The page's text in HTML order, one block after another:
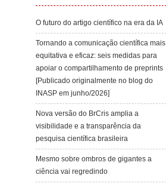
O futuro do artigo científico na era da IA
Tornando a comunicação científica mais
equitativa e eficaz: seis medidas para
apoiar o compartilhamento de preprints
[Publicado originalmente no blog do
INASP em junho/2026]
Nova versão do BrCris amplia a
visibilidade e a transparência da
pesquisa científica brasileira
Mesmo sobre ombros de gigantes a
ciência vai regredindo